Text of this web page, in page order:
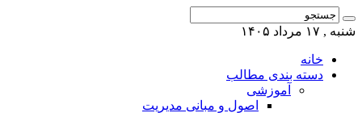
شنبه , ۱۷ مرداد ۱۴۰۵
خانه
دسته بندی مطالب
آموزشی
اصول و مبانی مدیریت